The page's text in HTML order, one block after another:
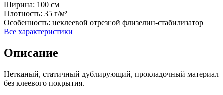
Ширина: 100 см
Плотность: 35 г/м²
Особенность: неклеевой отрезной флизелин-стабилизатор
Все характеристики
Описание
Нетканый, статичный дублирующий, прокладочный материал
без клеевого покрытия.